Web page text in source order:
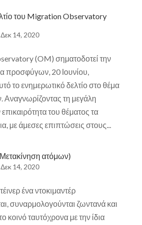
του Migration Observatory
Δεκ 14, 2020
(OM) σηματοδοτεί την
προσφύγων, 20 Ιουνίου,
το ενημερωτικό δελτίο στο θέμα
τη μεγάλη
του θέματος τα
με άμεσες επιπτώσεις στους...
ατόμων)
Δεκ 14, 2020
ένα ντοκιμαντέρ
συναρμολογούνται ζωντανά και
κοινό ταυτόχρονα με την ίδια